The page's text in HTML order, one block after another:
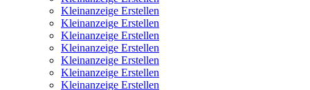
Kleinanzeige Erstellen
Kleinanzeige Erstellen
Kleinanzeige Erstellen
Kleinanzeige Erstellen
Kleinanzeige Erstellen
Kleinanzeige Erstellen
Kleinanzeige Erstellen